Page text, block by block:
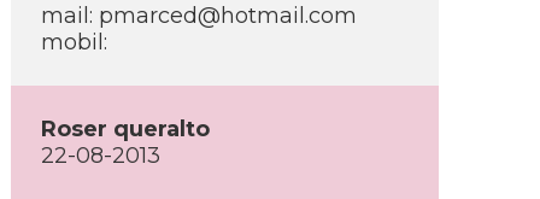
mail: pmarced@hotmail.com
mobil:
Roser queralto
22-08-2013